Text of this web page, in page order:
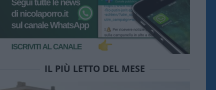
IL PIÙ LETTO DEL MESE